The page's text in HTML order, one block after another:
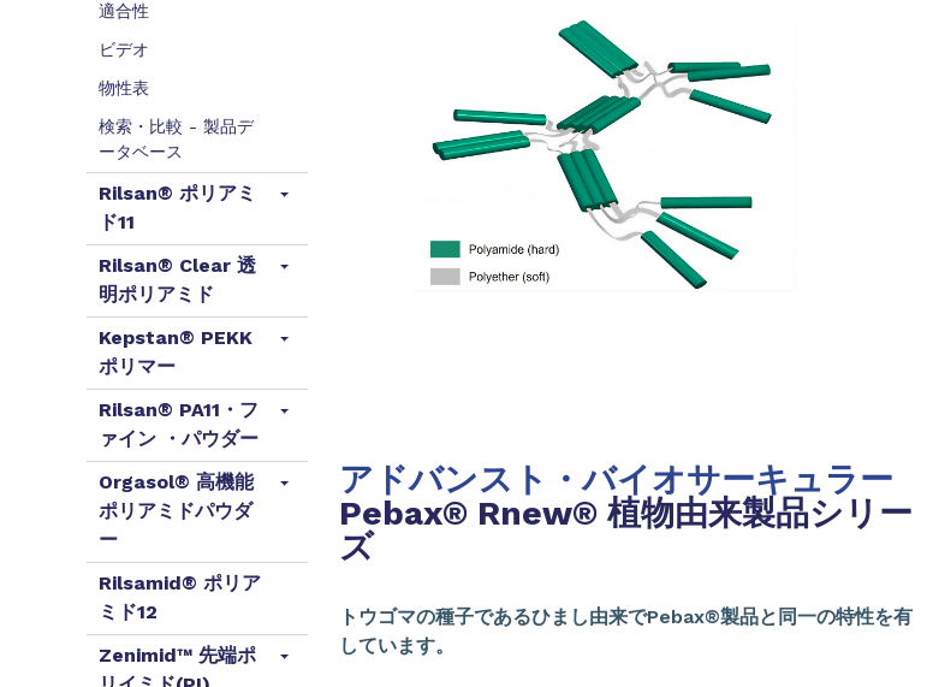
適合性
ビデオ
物性表
検索・比較 - 製品デ
ータベース
Rilsan® ポリアミ
ド11
Rilsan® Clear 透
明ポリアミド
Kepstan® PEKK
ポリマー
Rilsan® PA11・フ
ァイン ・パウダー
Orgasol® 高機能
ポリアミドパウダ
ー
Rilsamid® ポリア
ミド12
Zenimid™ 先端ポ
アドバンスト・バイオサーキュラー
Pebax® Rnew® 植物由来製品シリー
ズ
トウゴマの種子であるひまし由来でPebax®製品と同一の特性を有
しています。